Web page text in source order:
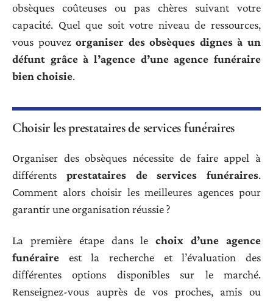
obsèques coûteuses ou pas chères suivant votre
capacité. Quel que soit votre niveau de ressources,
vous pouvezorganiser des obsèques dignes à un
défunt grâce à l’agence d’une agence funéraire
bien choisie.
Choisir les prestataires de services funéraires
Organiser des obsèques nécessite de faire appel à
différents prestataires de services funéraires.
Comment alors choisir les meilleures agences pour
garantir une organisation réussie ?
La première étape dans lechoix d’une agence
funéraire est la recherche et l’évaluation des
différentes options disponibles sur le marché.
Renseignez-vous auprès de vos proches, amis ou